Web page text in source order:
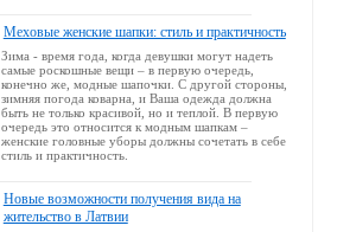
Меховые женские шапки: стиль и практичность
Зима - время года, когда девушки могут надеть
самые роскошные вещи – в первую очередь,
конечно же, модные шапочки. С другой стороны,
зимняя погода коварна, и Ваша одежда должна
быть не только красивой, но и теплой. В первую
очередь это относится к модным шапкам –
женские головные уборы должны сочетать в себе
стиль и практичность.
Новые возможности получения вида на
жительство в Латвии